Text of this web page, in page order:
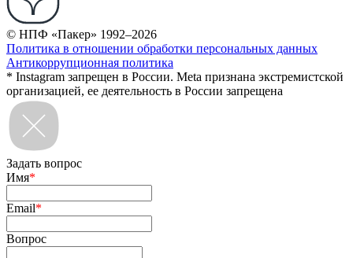
© НПФ «Пакер» 1992–2026
Политика в отношении обработки персональных данных
Антикоррупционная политика
* Instagram запрещен в России. Meta признана экстремистской
организацией, ее деятельность в России запрещена
Задать вопрос
Имя*
Email*
Вопрос